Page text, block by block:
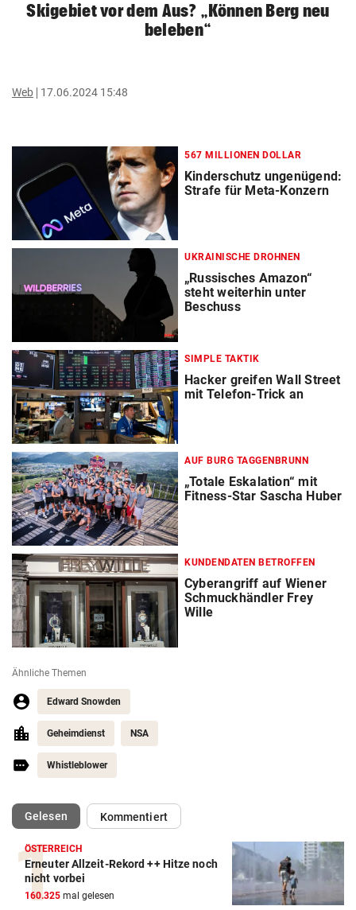
Skigebiet vor dem Aus? „Können Berg neu
beleben“
Web 17.06.2024 15:48
567 MILLIONEN DOLLAR
Kinderschutz ungenügend:
Strafe für Meta-Konzern
UKRAINISCHE DROHNEN
„Russisches Amazon“
steht weiterhin unter
Beschuss
SIMPLE TAKTIK
Hacker greifen Wall Street
mit Telefon-Trick an
AUF BURG TAGGENBRUNN
„Totale Eskalation“ mit
Fitness-Star Sascha Huber
KUNDENDATEN BETROFFEN
Cyberangriff auf Wiener
Schmuckhändler Frey
Wille
Ähnliche Themen
Edward Snowden
Geheimdienst NSA
Whistleblower
Gelesen(ausgewählt)Kommentiert
ÖSTERREICH
Erneuter Allzeit-Rekord ++ Hitze noch
nicht vorbei
160.325 mal gelesen